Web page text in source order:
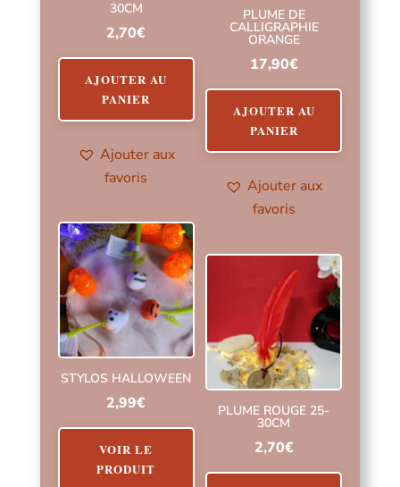
30CM
2,70€
AJOUTER AU
PANIER
Ajouter aux
favoris
PLUME DE
CALLIGRAPHIE
ORANGE
17,90€
AJOUTER AU
PANIER
Ajouter aux
favoris
STYLOS HALLOWEEN
2,99€
VOIR LE
PRODUIT
Ce
PLUME ROUGE 25-
30CM
2,70€